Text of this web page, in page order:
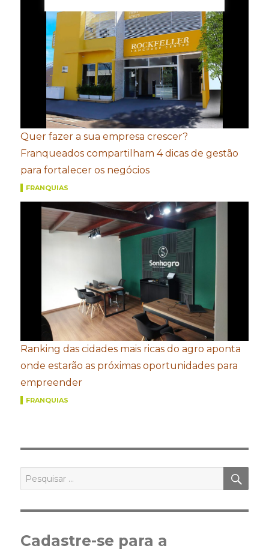
Quer fazer a sua empresa crescer?
Franqueados compartilham 4 dicas de gestão
para fortalecer os negócios
FRANQUIAS
Ranking das cidades mais ricas do agro aponta
onde estarão as próximas oportunidades para
empreender
FRANQUIAS
por:
Cadastre-se para a